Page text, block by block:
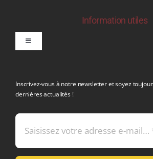
Information utiles
Toggle
Mentions légales
Inscrivez-vous à notre newsletter et soyez
dernières actualités !